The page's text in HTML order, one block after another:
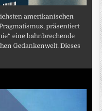
amerikanischen
präsentiert
eine bahnbrechende
Gedankenwelt. Dieses